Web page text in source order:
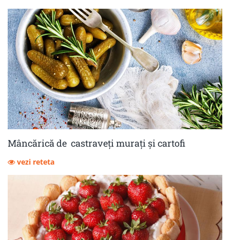
Mâncărică de castraveţi muraţi şi cartofi
vezi reteta